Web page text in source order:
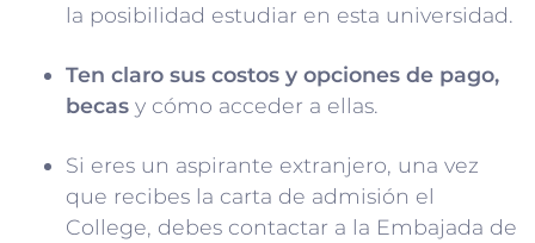
la posibilidad estudiar en esta universidad.
Ten claro sus costos y opciones de pago,
becas y cómo acceder a ellas.
Si eres un aspirante extranjero, una vez
que recibes la carta de admisión el
College, debes contactar a la Embajada de